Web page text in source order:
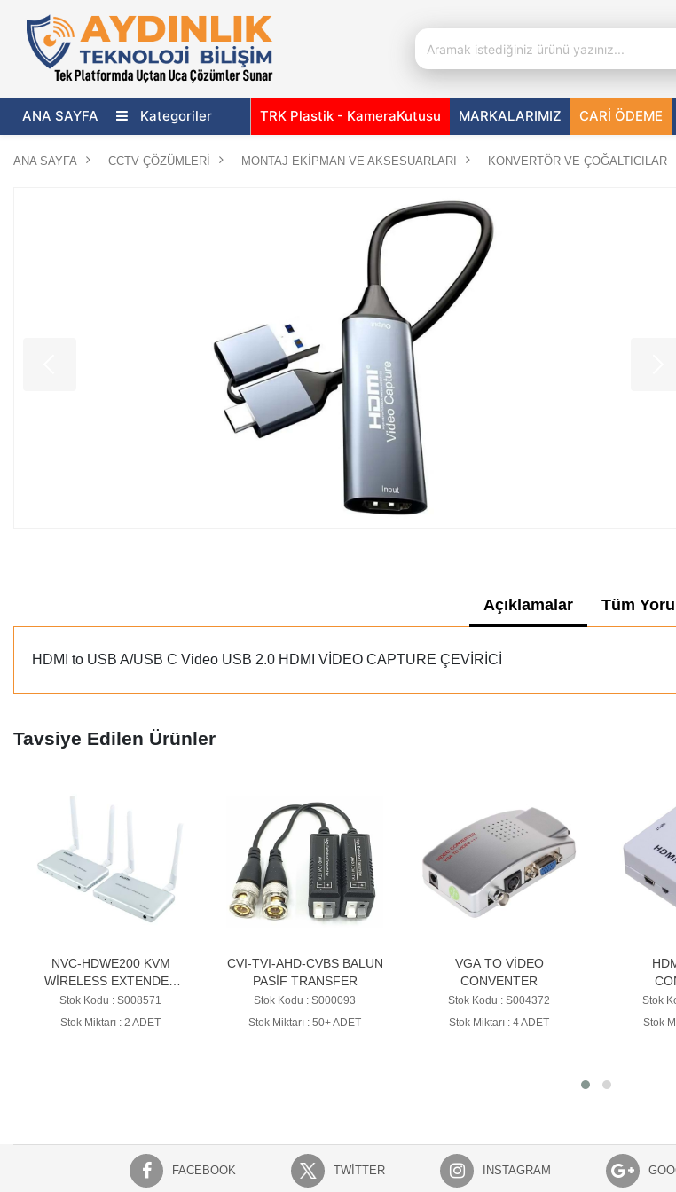
ANA SAYFA Kategoriler TRK Plastik - KameraKutusu MARKALARIMIZ CARİ ÖDEME
ANA SAYFA CCTV ÇÖZÜMLERİ MONTAJ EKİPMAN VE AKSESUARLARI KONVERTÖR VE ÇOĞALTICILAR
Açıklamalar Tüm
HDMI to USB A/USB C Video USB 2.0 HDMI VİDEO CAPTURE ÇEVİRİCİ
Tavsiye Edilen Ürünler
NVC-HDWE200 KVM
WİRELESS EXTENDER
HDMI+USB+IR (200MT)
Stok Kodu : S008571
Stok Miktarı : 2 ADET
CVI-TVI-AHD-CVBS BALUN
PASİF TRANSFER
Stok Kodu : S000093
Stok Miktarı : 50+ ADET
VGA TO VİDEO
CONVENTER
Stok Kodu : S004372
Stok Miktarı : 4 ADET
Stok
Stok
FACEBOOK TWITTER INSTAGRAM